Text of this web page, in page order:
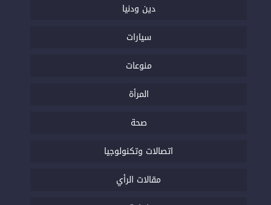
دين ودنيا
سيارات
منوعات
المرأة
صحة
اتصالات وتكنولوجيا
مقالات الرأي